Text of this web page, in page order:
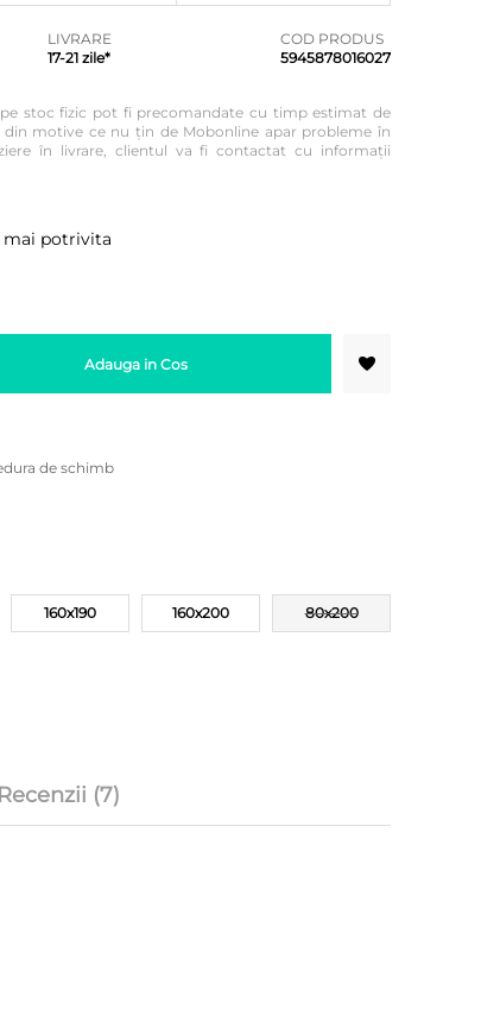
LIVRARE
17-21 zile*
COD PRODUS
5945878016027
stoc fizic pot fi precomandate cu timp estimat de
din motive ce nu țin de Mobonline apar probleme în
în livrare, clientul va fi contactat cu informații
mai potrivita
Adauga in Cos
de schimb
160x190 160x200 80x200
Recenzii (7)